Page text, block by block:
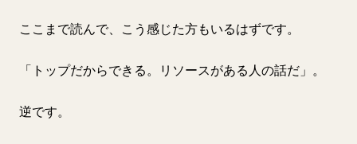
ここまで読んで、こう感じた方もいるはずです。
「トップだからできる。リソースがある人の話だ」。
逆です。